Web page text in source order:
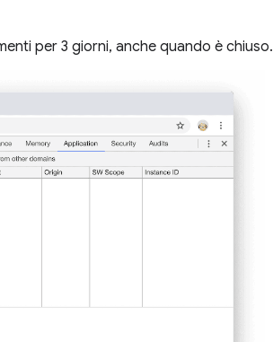
per 3 giorni, anche quando è chiuso.